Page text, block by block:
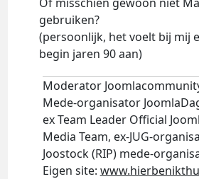
gebruiken?
(persoonlijk, het voelt bij mij
begin jaren 90 aan)
Moderator
Mede-organisator
ex Team Leader Official
Media Team, ex-JUG-
Joostock (RIP) mede-
Eigen site: